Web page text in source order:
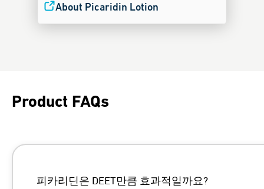
About Picaridin Lotion
Product FAQs
피카리딘은 DEET만큼 효과적일까요?